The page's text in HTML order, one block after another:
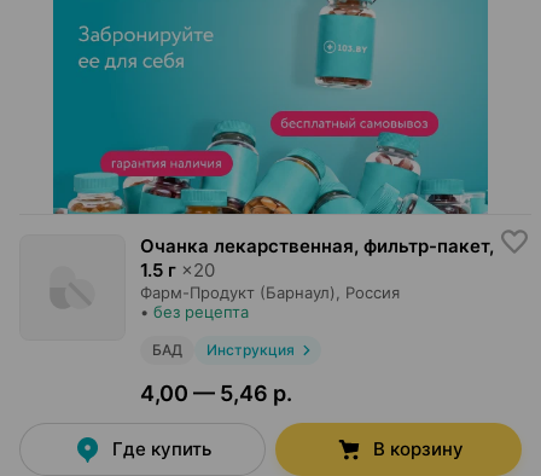
Очанка лекарственная, фильтр-пакет,
1.5 г ×20
Фарм-Продукт (Барнаул) , Россия
• без рецепта
БАД Инструкция
4,00 — 5,46 р.
Где купить В корзину